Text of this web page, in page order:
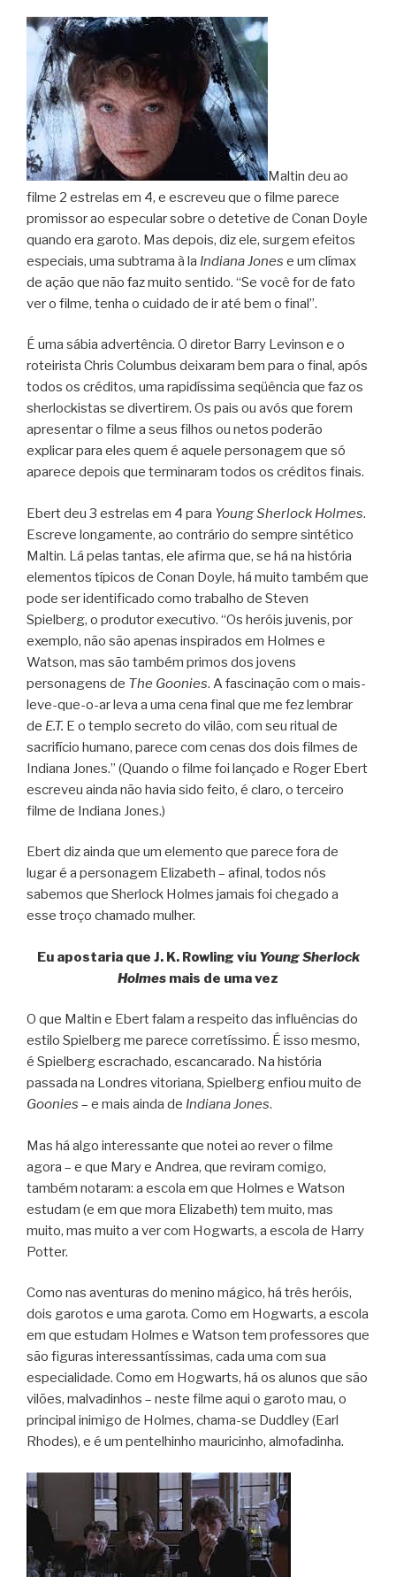
Maltin deu ao
filme 2 estrelas em 4, e escreveu que o filme parece
promissor ao especular sobre o detetive de Conan Doyle
quando era garoto. Mas depois, diz ele, surgem efeitos
especiais, uma subtrama à la Indiana Jones e um clímax
de ação que não faz muito sentido. “Se você for de fato
ver o filme, tenha o cuidado de ir até bem o final”.
É uma sábia advertência. O diretor Barry Levinson e o
roteirista Chris Columbus deixaram bem para o final, após
todos os créditos, uma rapidíssima seqüência que faz os
sherlockistas se divertirem. Os pais ou avós que forem
apresentar o filme a seus filhos ou netos poderão
explicar para eles quem é aquele personagem que só
aparece depois que terminaram todos os créditos finais.
Ebert deu 3 estrelas em 4 para Young Sherlock Holmes.
Escreve longamente, ao contrário do sempre sintético
Maltin. Lá pelas tantas, ele afirma que, se há na história
elementos típicos de Conan Doyle, há muito também que
pode ser identificado como trabalho de Steven
Spielberg, o produtor executivo. “Os heróis juvenis, por
exemplo, não são apenas inspirados em Holmes e
Watson, mas são também primos dos jovens
personagens de The Goonies. A fascinação com o mais-
leve-que-o-ar leva a uma cena final que me fez lembrar
de E.T. E o templo secreto do vilão, com seu ritual de
sacrifício humano, parece com cenas dos dois filmes de
Indiana Jones.” (Quando o filme foi lançado e Roger Ebert
escreveu ainda não havia sido feito, é claro, o terceiro
filme de Indiana Jones.)
Ebert diz ainda que um elemento que parece fora de
lugar é a personagem Elizabeth – afinal, todos nós
sabemos que Sherlock Holmes jamais foi chegado a
esse troço chamado mulher.
Eu apostaria que J. K. Rowling viu Young Sherlock
Holmes mais de uma vez
O que Maltin e Ebert falam a respeito das influências do
estilo Spielberg me parece corretíssimo. É isso mesmo,
é Spielberg escrachado, escancarado. Na história
passada na Londres vitoriana, Spielberg enfiou muito de
Goonies – e mais ainda de Indiana Jones.
Mas há algo interessante que notei ao rever o filme
agora – e que Mary e Andrea, que reviram comigo,
também notaram: a escola em que Holmes e Watson
estudam (e em que mora Elizabeth) tem muito, mas
muito, mas muito a ver com Hogwarts, a escola de Harry
Potter.
Como nas aventuras do menino mágico, há três heróis,
dois garotos e uma garota. Como em Hogwarts, a escola
em que estudam Holmes e Watson tem professores que
são figuras interessantíssimas, cada uma com sua
especialidade. Como em Hogwarts, há os alunos que são
vilões, malvadinhos – neste filme aqui o garoto mau, o
principal inimigo de Holmes, chama-se Duddley (Earl
Rhodes), e é um pentelhinho mauricinho, almofadinha.